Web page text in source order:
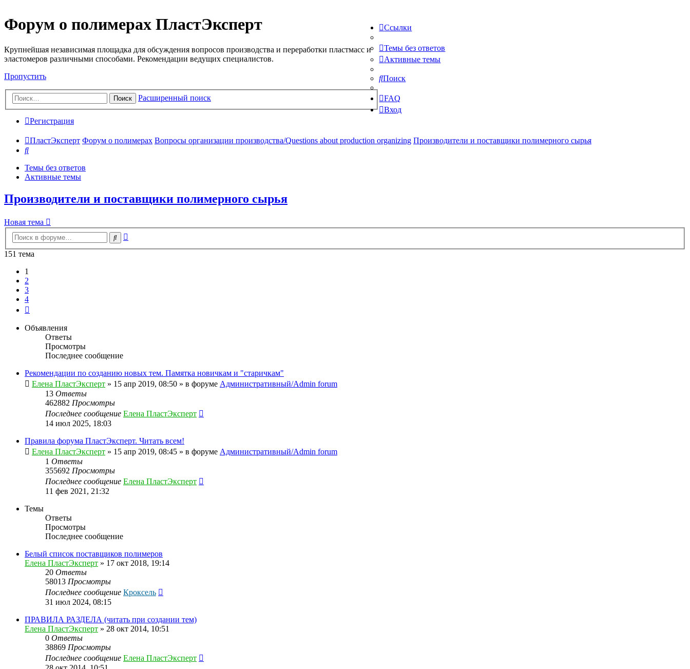
Форум о полимерах ПластЭксперт
Крупнейшая независимая площадка для обсуждения вопросов производства и переработки пластмасс и
эластомеров различными способами. Рекомендации ведущих специалистов.
Пропустить
Поиск Расширенный поиск
Ссылки
Темы без ответов
Активные темы
Поиск
FAQ
Вход
Регистрация
ПластЭксперт Форум о полимерах Вопросы организации производства/Questions about production organizing Производители и поставщики полимерного сырья
Поиск
Темы без ответов
Активные темы
Производители и поставщики полимерного сырья
Новая тема
Поиск
151 тема
1
2
3
4
Объявления
Ответы
Просмотры
Последнее сообщение
Рекомендации по созданию новых тем. Памятка новичкам и "старичкам"
Елена ПластЭксперт » 15 апр 2019, 08:50 » в форуме Административный/Admin forum
13 Ответы
462882 Просмотры
Последнее сообщение Елена ПластЭксперт
14 июл 2025, 18:03
Правила форума ПластЭксперт. Читать всем!
Елена ПластЭксперт » 15 апр 2019, 08:45 » в форуме Административный/Admin forum
1 Ответы
355692 Просмотры
Последнее сообщение Елена ПластЭксперт
11 фев 2021, 21:32
Темы
Ответы
Просмотры
Последнее сообщение
Белый список поставщиков полимеров
Елена ПластЭксперт » 17 окт 2018, 19:14
20 Ответы
58013 Просмотры
Последнее сообщение Кроксель
31 июл 2024, 08:15
ПРАВИЛА РАЗДЕЛА (читать при создании тем)
Елена ПластЭксперт » 28 окт 2014, 10:51
0 Ответы
38869 Просмотры
Последнее сообщение Елена ПластЭксперт